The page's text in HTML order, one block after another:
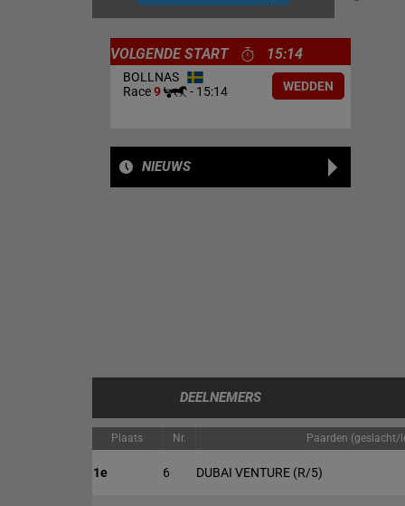
VOLGENDE START 15:14
BOLLNAS
Race9 - 15:14 WEDDEN
NIEUWS
DEELNEMERS
Plaats Nr. Paarden (geslacht/
1e 6 DUBAI VENTURE (R/5)